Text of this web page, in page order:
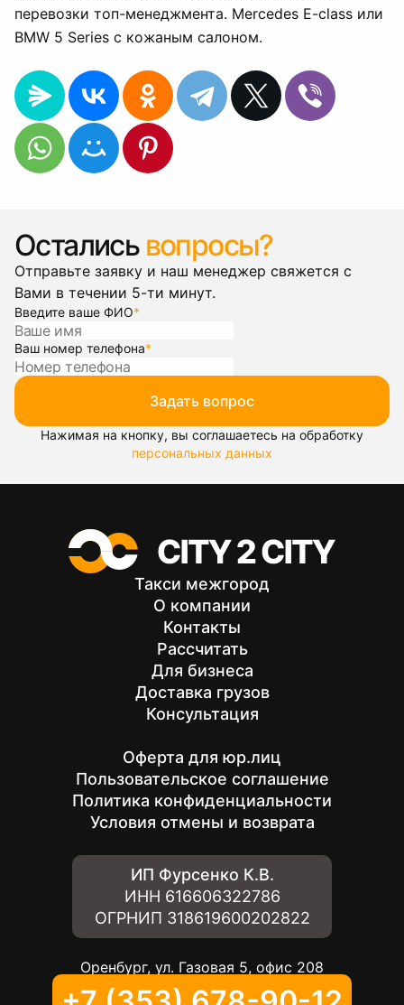
перевозки топ-менеджмента. Mercedes E-class или
BMW 5 Series с кожаным салоном.
Остались вопросы?
Отправьте заявку и наш менеджер свяжется с
Вами в течении 5-ти минут.
Введите ваше ФИО*
Ваш номер телефона*
Задать вопрос
Нажимая на кнопку, вы соглашаетесь на обработку
персональных данных
Такси межгород
О компании
Контакты
Рассчитать
Для бизнеса
Доставка грузов
Консультация
Оферта для юр.лиц
Пользовательское соглашение
Политика конфиденциальности
Условия отмены и возврата
ИП Фурсенко К.В.
ИНН 616606322786
ОГРНИП 318619600202822
Оренбург, ул. Газовая 5, офис 208